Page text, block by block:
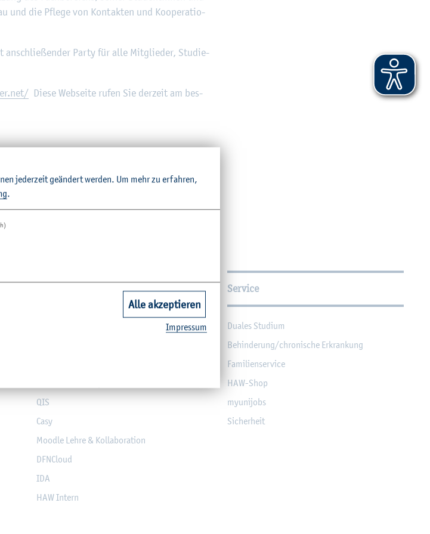
und die Pfle­ge von Kon­tak­ten und Ko­ope­ra­tio­
an­schlie­ßen­der Party für alle Mit­glie­der, Stu­die­
Diese Web­sei­te rufen Sie der­zeit am bes­
QIS
Casy
Mood­le Lehre & Kol­la­bo­ra­ti­on
DF­NCloud
IDA
HAW In­tern
Service
Dua­les Stu­di­um
Be­hin­de­rung/chro­ni­sche Er­kran­kung
Fa­mi­li­en­ser­vice
HAW-Shop
myu­ni­jobs
Si­cher­heit
je­der­zeit ge­än­dert wer­den. Um mehr zu er­fah­ren,
.
Alle akzeptieren
Im­pres­sum